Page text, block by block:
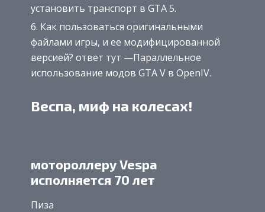
установить транспорт в GTA 5.
Как пользоваться оригинальными
файлами игры, и ее модифицированной
версией? ответ тут —Параллельное
использование модов GTA V в OpenIV.
Веспа, миф на колесах!
мотороллеру Vespa
исполняется 70 лет
Пиза